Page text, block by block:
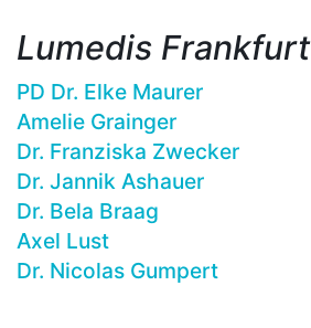
Lumedis Frankfurt
PD Dr. Elke Maurer
Amelie Grainger
Dr. Franziska Zwecker
Dr. Jannik Ashauer
Dr. Bela Braag
Axel Lust
Dr. Nicolas Gumpert